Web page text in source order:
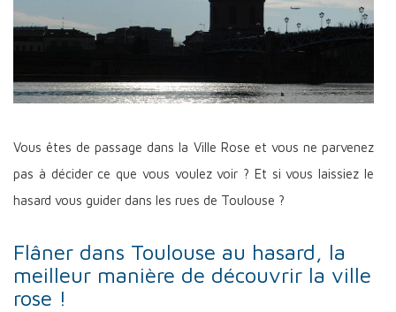
Vous êtes de passage dans la Ville Rose et vous ne parvenez
pas à décider ce que vous voulez voir ? Et si vous laissiez le
hasard vous guider dans les rues de Toulouse ?
Flâner dans Toulouse au hasard, la
meilleur manière de découvrir la ville
rose !